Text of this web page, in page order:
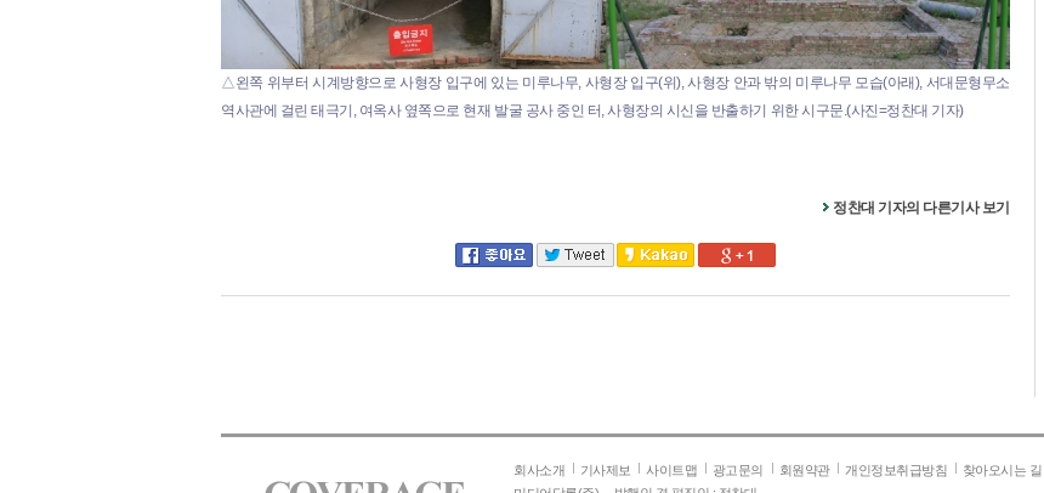
△왼쪽 위부터 시계방향으로 사형장 입구에 있는 미루나무, 사형장 입구(위), 사형장 안과 밖의 미루나무 모습(아래), 서대문형무소
역사관에 걸린 태극기, 여옥사 옆쪽으로 현재 발굴 공사 중인 터, 사형장의 시신을 반출하기 위한 시구문.(사진=정찬대 기자)
정찬대 기자의 다른기사 보기
회사소개 기사제보 사이트맵 광고문의 회원약관 개인정보취급방침
찾아오시는 길